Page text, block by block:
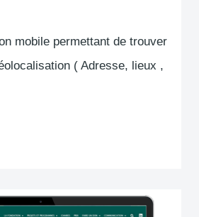
mobile permettant de trouver
( Adresse, lieux ,